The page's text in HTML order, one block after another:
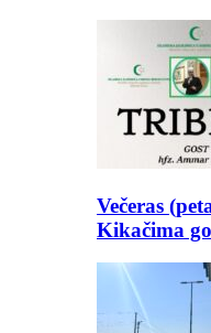
Večeras
Kikačima